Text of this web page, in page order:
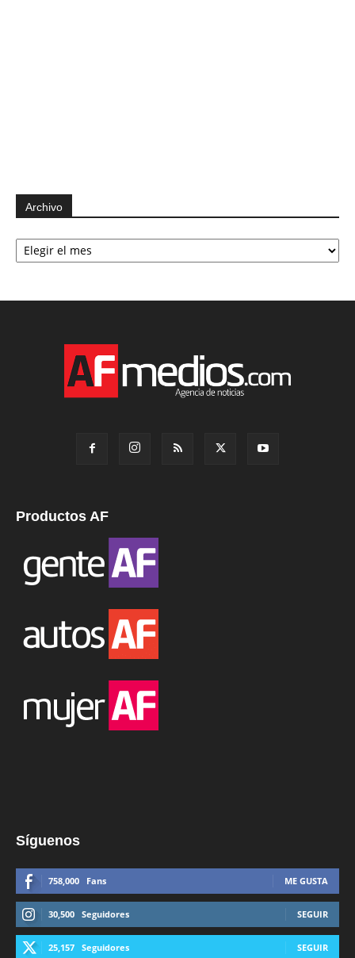
Archivo
Archivo
Productos AF
Síguenos
758,000 Fans ME GUSTA
30,500 Seguidores SEGUIR
25,157 Seguidores SEGUIR